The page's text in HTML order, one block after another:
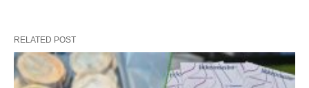
RELATED POST